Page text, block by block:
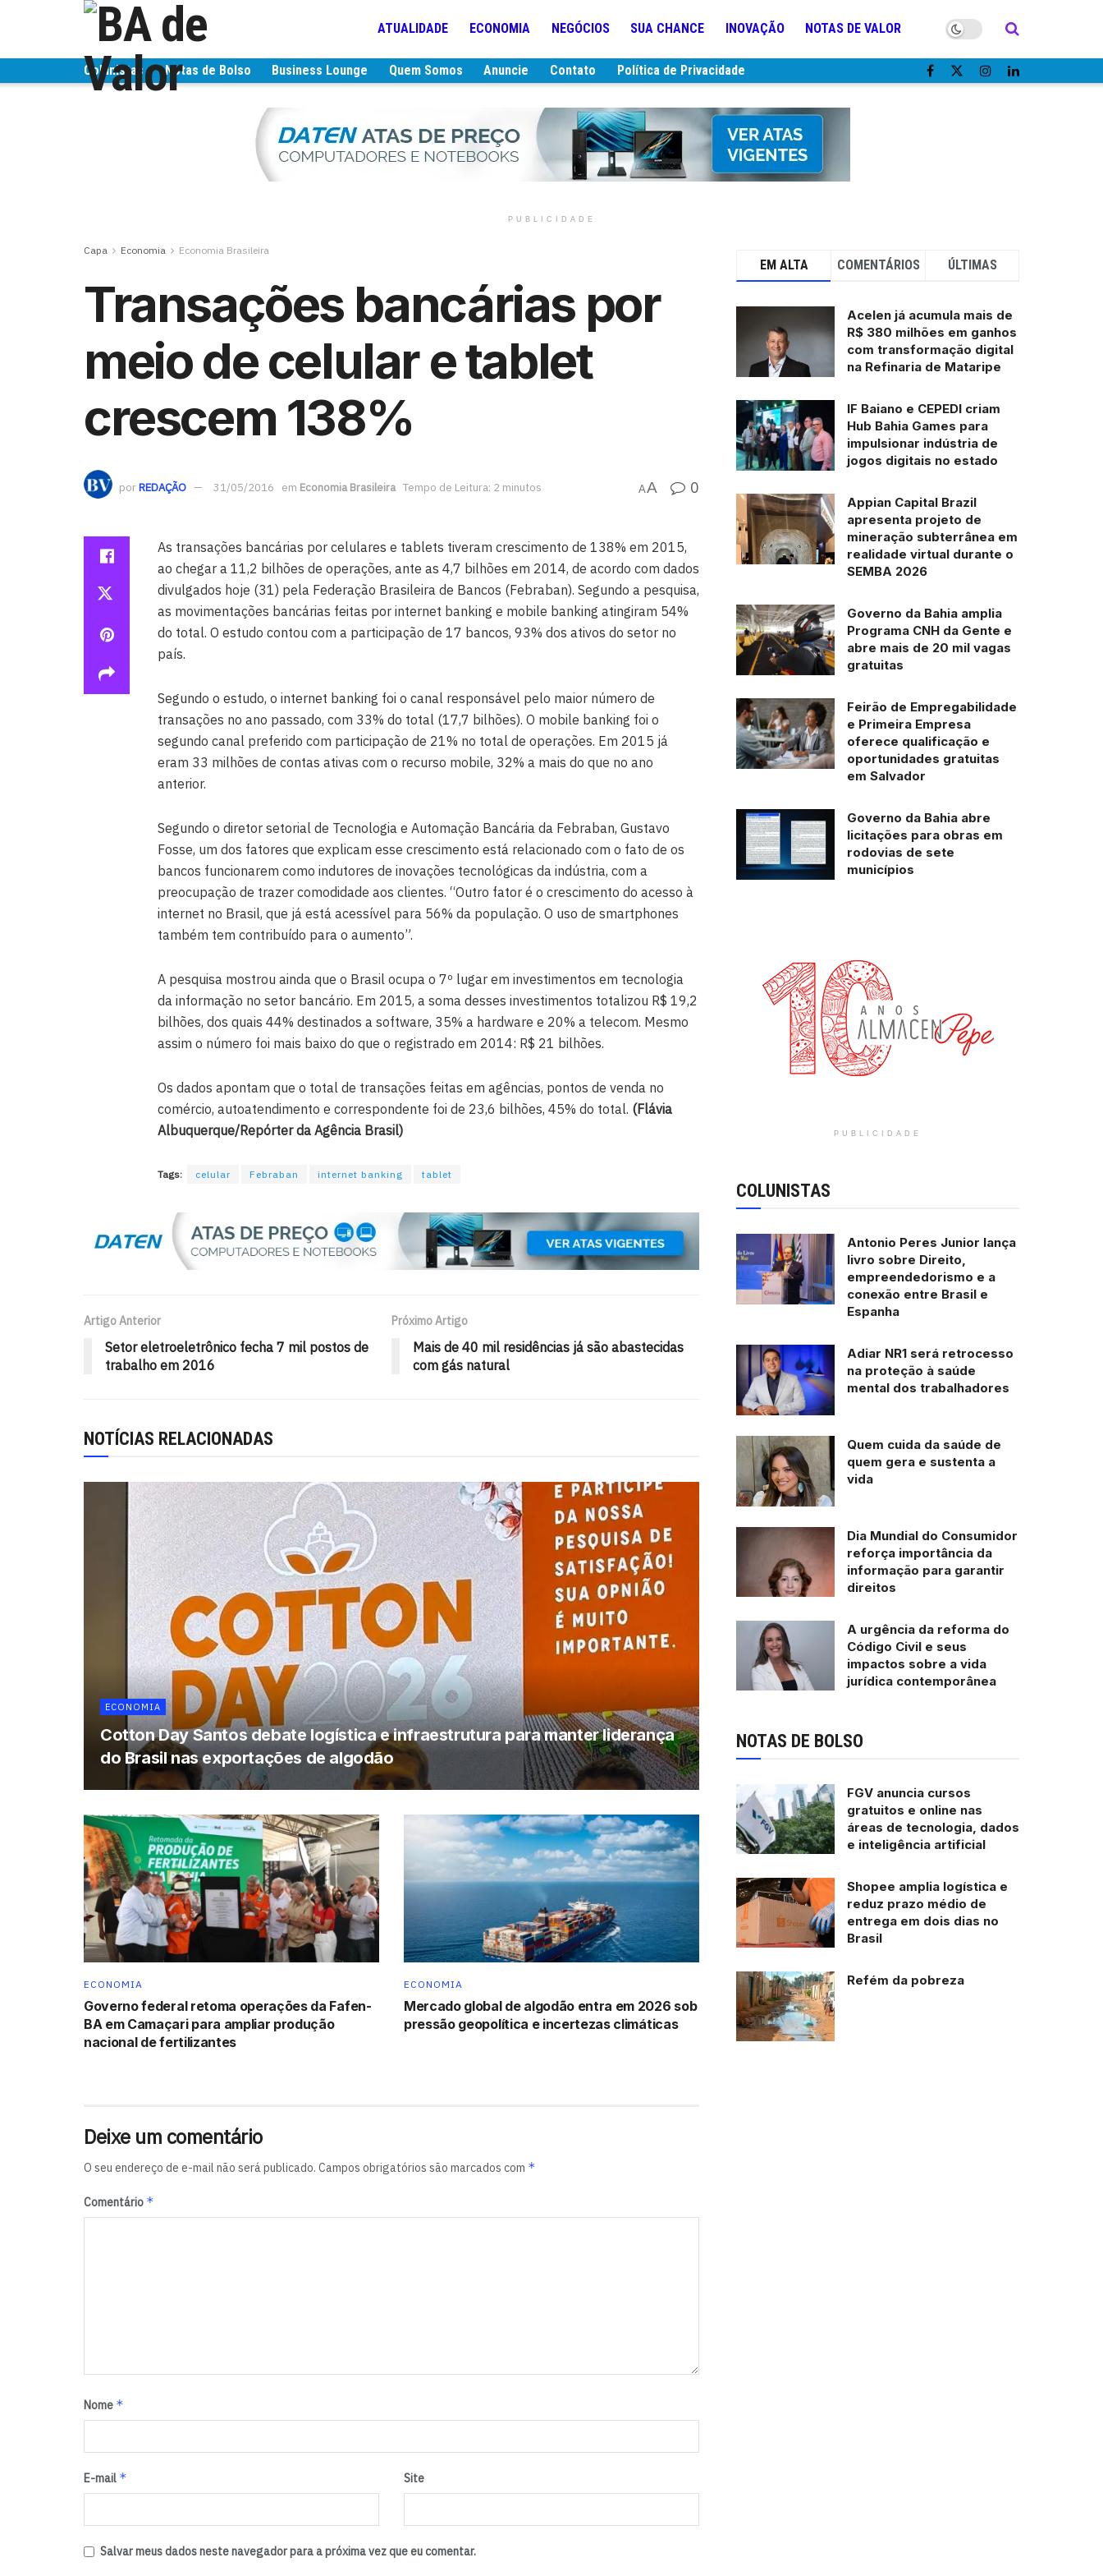
ATUALIDADE ECONOMIA NEGÓCIOS SUA CHANCE INOVAÇÃO NOTAS DE VALOR
Colunistas Notas de Bolso Business Lounge Quem Somos Anuncie Contato Política de Privacidade
PUBLICIDADE
Capa Economia Economia Brasileira
Transações bancárias por
meio de celular e tablet
crescem 138%
porREDAÇÃO 31/05/2016 em Economia Brasileira Tempo de Leitura: 2 minutos AA 0
As transações bancárias por celulares e tablets tiveram crescimento de 138% em 2015,
ao chegar a 11,2 bilhões de operações, ante as 4,7 bilhões em 2014, de acordo com dados
divulgados hoje (31) pela Federação Brasileira de Bancos (Febraban). Segundo a pesquisa,
as movimentações bancárias feitas por internet banking e mobile banking atingiram 54%
do total. O estudo contou com a participação de 17 bancos, 93% dos ativos do setor no
país.
Segundo o estudo, o internet banking foi o canal responsável pelo maior número de
transações no ano passado, com 33% do total (17,7 bilhões). O mobile banking foi o
segundo canal preferido com participação de 21% no total de operações. Em 2015 já
eram 33 milhões de contas ativas com o recurso mobile, 32% a mais do que no ano
anterior.
Segundo o diretor setorial de Tecnologia e Automação Bancária da Febraban, Gustavo
Fosse, um dos fatores que explicam esse crescimento está relacionado com o fato de os
bancos funcionarem como indutores de inovações tecnológicas da indústria, com a
preocupação de trazer comodidade aos clientes. “Outro fator é o crescimento do acesso à
internet no Brasil, que já está acessível para 56% da população. O uso de smartphones
também tem contribuído para o aumento”.
A pesquisa mostrou ainda que o Brasil ocupa o 7º lugar em investimentos em tecnologia
da informação no setor bancário. Em 2015, a soma desses investimentos totalizou R$ 19,2
bilhões, dos quais 44% destinados a software, 35% a hardware e 20% a telecom. Mesmo
assim o número foi mais baixo do que o registrado em 2014: R$ 21 bilhões.
Os dados apontam que o total de transações feitas em agências, pontos de venda no
comércio, autoatendimento e correspondente foi de 23,6 bilhões, 45% do total. (Flávia
Albuquerque/Repórter da Agência Brasil)
Tags: celular Febraban internet banking tablet
Artigo Anterior
Setor eletroeletrônico fecha 7 mil postos de
trabalho em 2016
Próximo Artigo
Mais de 40 mil residências já são abastecidas
com gás natural
NOTÍCIAS RELACIONADAS
ECONOMIA
Cotton Day Santos debate logística e infraestrutura para manter liderança
do Brasil nas exportações de algodão
ECONOMIA
Governo federal retoma operações da Fafen-
BA em Camaçari para ampliar produção
nacional de fertilizantes
ECONOMIA
Mercado global de algodão entra em 2026 sob
pressão geopolítica e incertezas climáticas
Deixe um comentário
O seu endereço de e-mail não será publicado. Campos obrigatórios são marcados com *
Comentário *
Nome *
E-mail * Site
Salvar meus dados neste navegador para a próxima vez que eu comentar.
EM ALTA COMENTÁRIOS ÚLTIMAS
Acelen já acumula mais de
R$ 380 milhões em ganhos
com transformação digital
na Refinaria de Mataripe
IF Baiano e CEPEDI criam
Hub Bahia Games para
impulsionar indústria de
jogos digitais no estado
Appian Capital Brazil
apresenta projeto de
mineração subterrânea em
realidade virtual durante o
SEMBA 2026
Governo da Bahia amplia
Programa CNH da Gente e
abre mais de 20 mil vagas
gratuitas
Feirão de Empregabilidade
e Primeira Empresa
oferece qualificação e
oportunidades gratuitas
em Salvador
Governo da Bahia abre
licitações para obras em
rodovias de sete
municípios
PUBLICIDADE
COLUNISTAS
Antonio Peres Junior lança
livro sobre Direito,
empreendedorismo e a
conexão entre Brasil e
Espanha
Adiar NR1 será retrocesso
na proteção à saúde
mental dos trabalhadores
Quem cuida da saúde de
quem gera e sustenta a
vida
Dia Mundial do Consumidor
reforça importância da
informação para garantir
direitos
A urgência da reforma do
Código Civil e seus
impactos sobre a vida
jurídica contemporânea
NOTAS DE BOLSO
FGV anuncia cursos
gratuitos e online nas
áreas de tecnologia, dados
e inteligência artificial
Shopee amplia logística e
reduz prazo médio de
entrega em dois dias no
Brasil
Refém da pobreza